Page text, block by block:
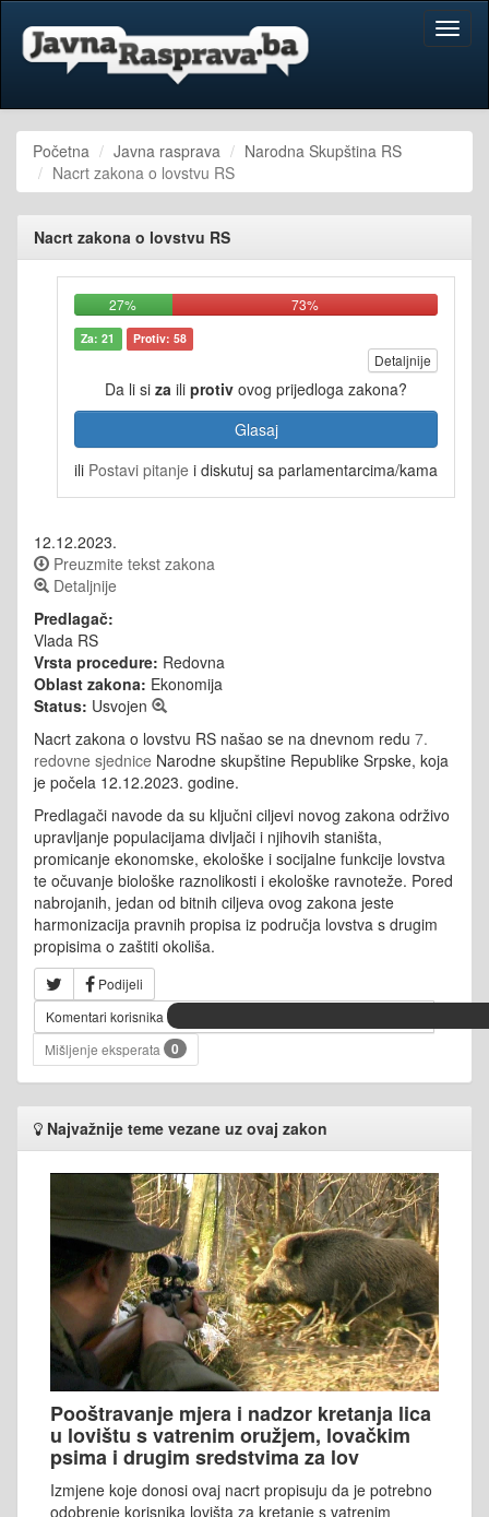
Početna Javna rasprava
Narodna Skupština RS
Nacrt zakona o lovstvu RS
Nacrt zakona o lovstvu RS
27% 73%
Za: 21 Protiv: 58
Detaljnije
Da li si za ili protiv ovog prijedloga zakona?
Glasaj
ili Postavi pitanje i diskutuj sa parlamentarcima/kama
12.12.2023.
Preuzmite tekst zakona
Detaljnije
Predlagač:
Vlada RS
Vrsta procedure: Redovna
Oblast zakona: Ekonomija
Status: Usvojen
Nacrt zakona o lovstvu RS našao se na dnevnom redu 7.
redovne sjednice Narodne skupštine Republike Srpske, koja
je počela 12.12.2023. godine.
Predlagači navode da su ključni ciljevi novog zakona održivo
upravljanje populacijama divljači i njihovih staništa,
promicanje ekonomske, ekološke i socijalne funkcije lovstva
te očuvanje biološke raznolikosti i ekološke ravnoteže. Pored
nabrojanih, jedan od bitnih ciljeva ovog zakona jeste
harmonizacija pravnih propisa iz područja lovstva s drugim
propisima o zaštiti okoliša.
Podijeli
Komentari korisnika
Mišljenje eksperata
0
Najvažnije teme vezane uz ovaj zakon
Pooštravanje mjera i nadzor kretanja lica
u lovištu s vatrenim oružjem, lovačkim
psima i drugim sredstvima za lov
Izmjene koje donosi ovaj nacrt propisuju da je potrebno
odobrenje korisnika lovišta za kretanje s vatrenim